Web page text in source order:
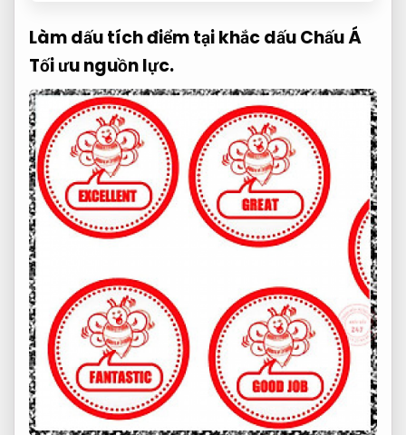
Làm dấu tích điểm tại khắc dấu Chấu Á
Tối ưu nguồn lực.